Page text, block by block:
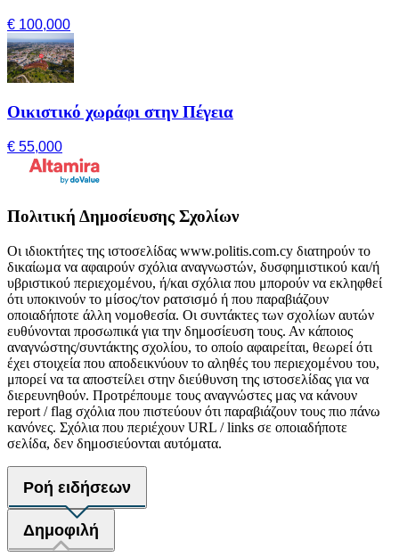
€ 100,000
Οικιστικό χωράφι στην Πέγεια
€ 55,000
Πολιτική Δημοσίευσης Σχολίων
Οι ιδιοκτήτες της ιστοσελίδας www.politis.com.cy διατηρούν το
δικαίωμα να αφαιρούν σχόλια αναγνωστών, δυσφημιστικού και/ή
υβριστικού περιεχομένου, ή/και σχόλια που μπορούν να εκληφθεί
ότι υποκινούν το μίσος/τον ρατσισμό ή που παραβιάζουν
οποιαδήποτε άλλη νομοθεσία. Οι συντάκτες των σχολίων αυτών
ευθύνονται προσωπικά για την δημοσίευση τους. Αν κάποιος
αναγνώστης/συντάκτης σχολίου, το οποίο αφαιρείται, θεωρεί ότι
έχει στοιχεία που αποδεικνύουν το αληθές του περιεχομένου του,
μπορεί να τα αποστείλει στην διεύθυνση της ιστοσελίδας για να
διερευνηθούν. Προτρέπουμε τους αναγνώστες μας να κάνουν
report / flag σχόλια που πιστεύουν ότι παραβιάζουν τους πιο πάνω
κανόνες. Σχόλια που περιέχουν URL / links σε οποιαδήποτε
σελίδα, δεν δημοσιεύονται αυτόματα.
Ροή ειδήσεων
Δημοφιλή